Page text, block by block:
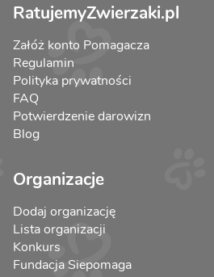
RatujemyZwierzaki.pl
Załóż konto Pomagacza
Regulamin
Polityka prywatności
FAQ
Potwierdzenie darowizn
Blog
Organizacje
Dodaj organizację
Lista organizacji
Konkurs
Fundacja Siepomaga